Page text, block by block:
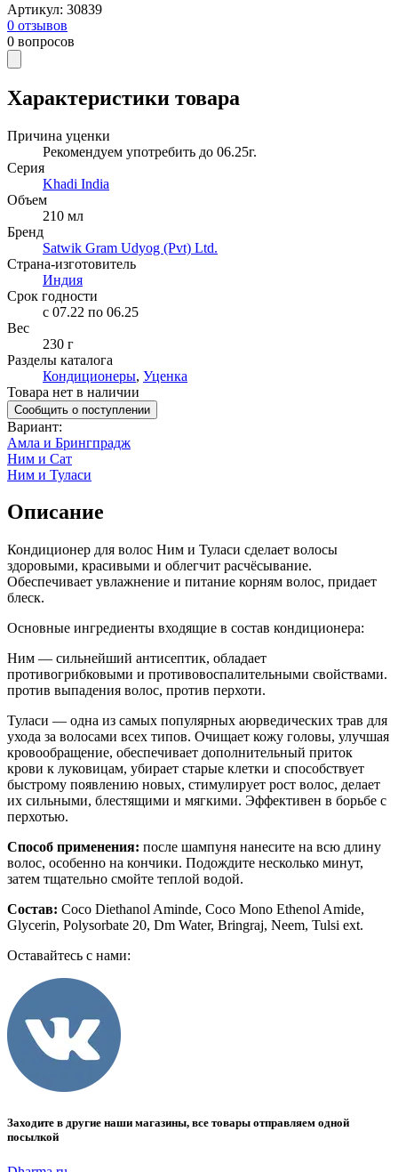
Артикул: 30839
0 отзывов
0 вопросов
Характеристики товара
Причина уценки
Рекомендуем употребить до 06.25г.
Серия
Khadi India
Объем
210 мл
Бренд
Satwik Gram Udyog (Pvt) Ltd.
Страна-изготовитель
Индия
Срок годности
c 07.22 по 06.25
Вес
230 г
Разделы каталога
Кондиционеры, Уценка
Товара нет в наличии
Сообщить о поступлении
Вариант:
Амла и Брингпрадж
Ним и Сат
Ним и Туласи
Описание
Кондиционер для волос Ним и Туласи сделает волосы
здоровыми, красивыми и облегчит расчёсывание.
Обеспечивает увлажнение и питание корням волос, придает
блеск.
Основные ингредиенты входящие в состав кондиционера:
Ним — сильнейший антисептик, обладает
противогрибковыми и противовоспалительными свойствами.
против выпадения волос, против перхоти.
Туласи — одна из самых популярных аюрведических трав для
ухода за волосами всех типов. Очищает кожу головы, улучшая
кровообращение, обеспечивает дополнительный приток
крови к луковицам, убирает старые клетки и способствует
быстрому появлению новых, стимулирует рост волос, делает
их сильными, блестящими и мягкими. Эффективен в борьбе с
перхотью.
Способ применения: после шампуня нанесите на всю длину
волос, особенно на кончики. Подождите несколько минут,
затем тщательно смойте теплой водой.
Состав: Coco Diethanol Aminde, Coco Mono Ethenol Amide,
Glycerin, Polysorbate 20, Dm Water, Bringraj, Neem, Tulsi ext.
Оставайтесь с нами:
Заходите в другие наши магазины, все товары отправляем одной
посылкой